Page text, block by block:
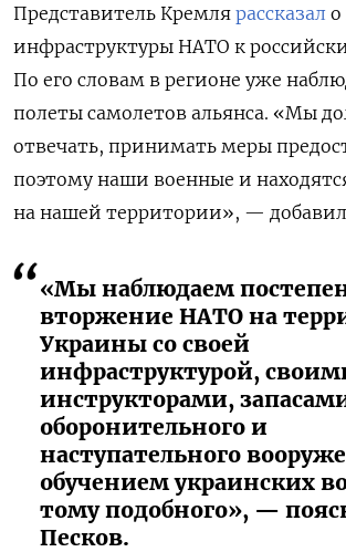
Представитель Кремля рассказал
инфраструктуры НАТО к
По его словам в регионе уже
полеты самолетов альянса. «Мы
отвечать, принимать меры
поэтому наши военные и
на нашей территории», —
«Мы наблюдаем
вторжение НАТО на
Украины со своей
инфраструктурой,
инструкторами,
оборонительного и
наступательного
обучением украинских
тому подобного», —
Песков.